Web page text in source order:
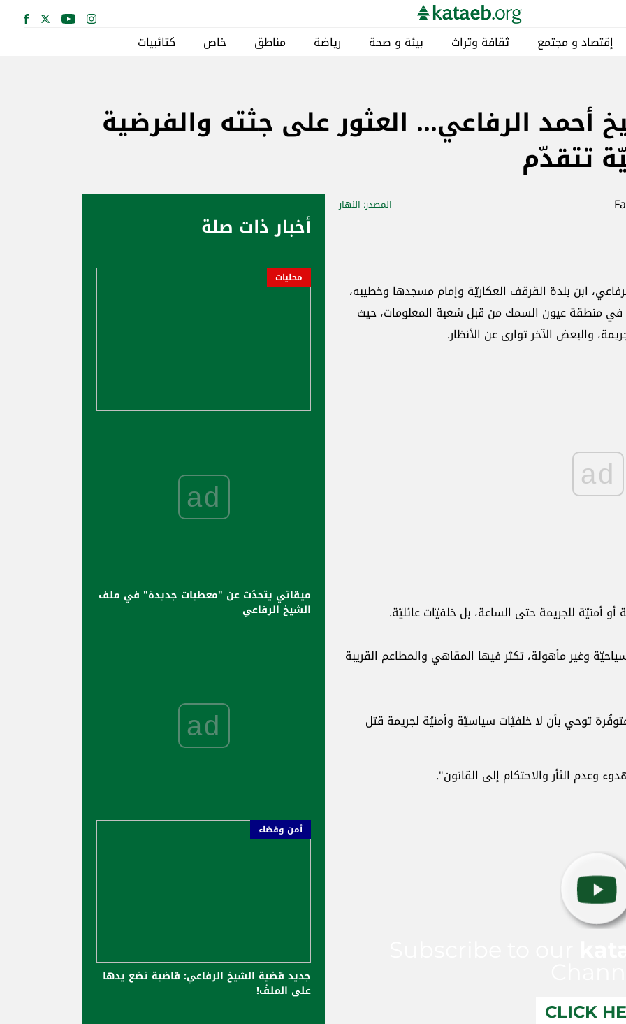
إقتصاد و مجتمع ثقافة وتراث بيئة و صحة رياضة مناطق خاص كتائبيات
أحمد الرفاعي… العثور على جثته والفرضية
تتقدّم
المصدر: النهار
الرفاعي، ابن بلدة القرقف العكاريّة وإمام مسجدها وخطيبه،
في منطقة عيون السمك من قبل شعبة المعلومات، حيث
والبعض الآخر توارى عن الأنظار.
ad
أمنيّة للجريمة حتى الساعة، بل خلفيّات عائليّة.
وغير مأهولة، تكثر فيها المقاهي والمطاعم القريبة
توحي بأن لا خلفيّات سياسيّة وأمنيّة لجريمة قتل
وعدم الثأر والاحتكام إلى القانون".
CLICK
أخبار ذات صلة
محليات
ad
ميقاتي يتحدّث عن "معطيات جديدة" في ملف
الشيخ الرفاعي
ad
أمن وقضاء
جديد قضية الشيخ الرفاعي: قاضية تضع يدها
على الملفّ!